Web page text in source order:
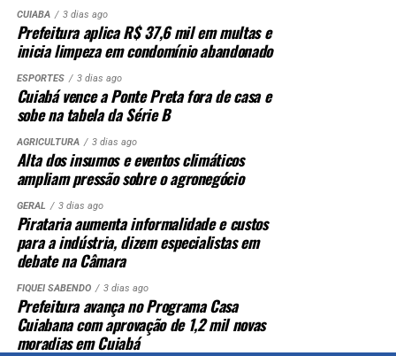
CUIABÁ 3 dias ago
Prefeitura aplica R$ 37,6 mil em multas e
inicia limpeza em condomínio abandonado
ESPORTES 3 dias ago
Cuiabá vence a Ponte Preta fora de casa e
sobe na tabela da Série B
AGRICULTURA 3 dias ago
Alta dos insumos e eventos climáticos
ampliam pressão sobre o agronegócio
GERAL 3 dias ago
Pirataria aumenta informalidade e custos
para a indústria, dizem especialistas em
debate na Câmara
FIQUEI SABENDO 3 dias ago
Prefeitura avança no Programa Casa
Cuiabana com aprovação de 1,2 mil novas
moradias em Cuiabá